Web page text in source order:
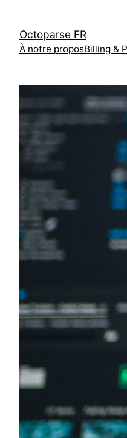
Octoparse FR
À notre proposBilling &